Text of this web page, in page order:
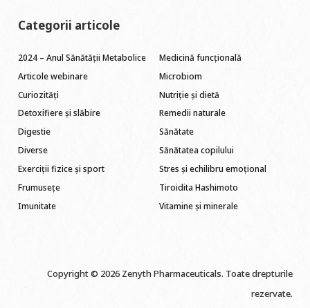
Categorii articole
2024 – Anul Sănătății Metabolice
Articole webinare
Curiozități
Detoxifiere și slăbire
Digestie
Diverse
Exerciții fizice și sport
Frumusețe
Imunitate
Medicină funcțională
Microbiom
Nutriție și dietă
Remedii naturale
Sănătate
Sănătatea copilului
Stres și echilibru emoțional
Tiroidita Hashimoto
Vitamine și minerale
Copyright © 2026 Zenyth Pharmaceuticals. Toate drepturile
rezervate.